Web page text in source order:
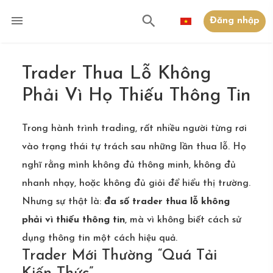
Đăng nhập
Trader Thua Lỗ Không
Phải Vì Họ Thiếu Thông Tin
Trong hành trình trading, rất nhiều người từng rơi
vào trạng thái tự trách sau những lần thua lỗ. Họ
nghĩ rằng mình không đủ thông minh, không đủ
nhanh nhạy, hoặc không đủ giỏi để hiểu thị trường.
Nhưng sự thật là: đa số trader thua lỗ không
phải vì thiếu thông tin, mà vì không biết cách sử
dụng thông tin một cách hiệu quả.
Trader Mới Thường “Quá Tải